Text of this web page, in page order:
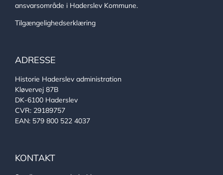
ansvarsområde i Haderslev Kommune.
Tilgængelighedserklæring
ADRESSE
Historie Haderslev administration
Kløvervej 87B
DK-6100 Haderslev
CVR: 29189757
EAN: 579 800 522 4037
KONTAKT